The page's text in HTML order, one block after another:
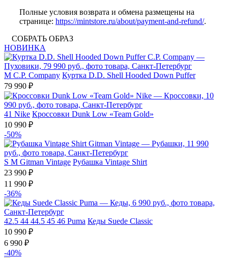
Полные условия возврата и обмена размещены на
странице: https://mintstore.ru/about/payment-and-refund/.
СОБРАТЬ ОБРАЗ
НОВИНКА
M C.P. Company Куртка D.D. Shell Hooded Down Puffer
79 990 ₽
41 Nike Кроссовки Dunk Low «Team Gold»
10 990 ₽
-50%
S M Gitman Vintage Рубашка Vintage Shirt
23 990 ₽
11 990 ₽
-36%
42.5 44 44.5 45 46 Puma Кеды Suede Classic
10 990 ₽
6 990 ₽
-40%